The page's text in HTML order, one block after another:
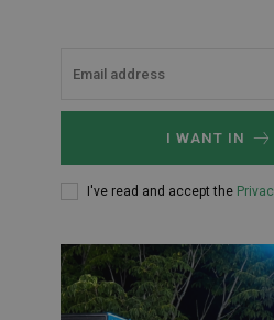
I WANT IN
I've read and accept the